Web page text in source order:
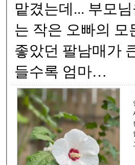
맡겼는데... 부모님을 나 몰라라 하는 큰오빠, 큰오빠
는 작은 오빠의 모든
좋았던 팔남매가 큰오
들수록 엄마…